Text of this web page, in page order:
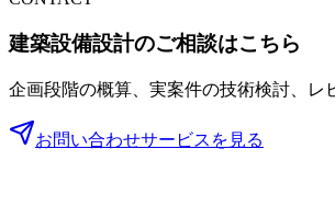
建築設備設計のご相談はこちら
企画段階の概算、実案件の技術検討、レ
お問い合わせサービスを見る